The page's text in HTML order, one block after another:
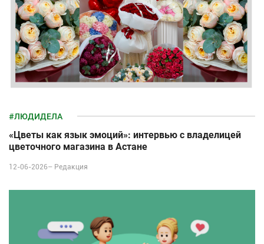
#ЛЮДИДЕЛА
«Цветы как язык эмоций»: интервью с владелицей
цветочного магазина в Астане
12-06-2026– Редакция